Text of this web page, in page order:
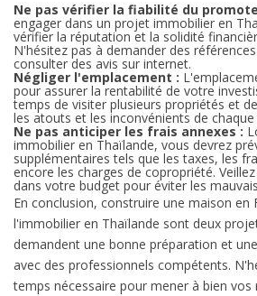
Ne pas vérifier la fiabilité du
engager dans un projet immobilier en
vérifier la réputation et la solidité
N'hésitez pas à demander des
consulter des avis sur internet.
Négliger l'emplacement :
pour assurer la rentabilité de votre
temps de visiter plusieurs propriétés et
les atouts et les inconvénients de chaque
Ne pas anticiper les frais annexes :
immobilier en Thaïlande, vous devrez
supplémentaires tels que les taxes, les
encore les charges de copropriété.
dans votre budget pour éviter les
En conclusion, construire une maison en
l'immobilier en Thaïlande sont deux
demandent une bonne préparation et
avec des professionnels compétents.
temps nécessaire pour mener à bien vos